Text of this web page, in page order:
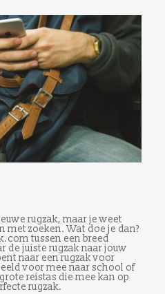
rugzak, maar je weet
met zoeken. Wat doe je dan?
tussen een breed
de juiste rugzak naar jouw
naar een rugzak voor
voor mee naar school of
reistas die mee kan op
rugzak.